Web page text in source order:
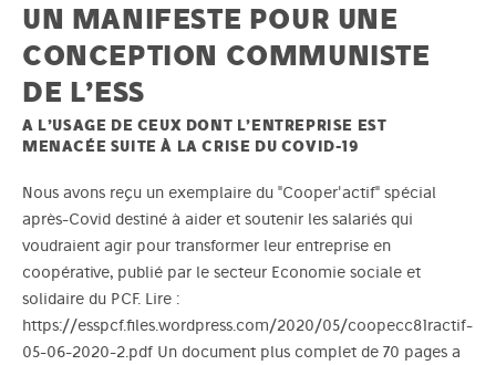
UN MANIFESTE POUR UNE
CONCEPTION COMMUNISTE
DE L’ESS
A L’USAGE DE CEUX DONT L’ENTREPRISE EST
MENACÉE SUITE À LA CRISE DU COVID-19
Nous avons reçu un exemplaire du "Cooper'actif" spécial
après-Covid destiné à aider et soutenir les salariés qui
voudraient agir pour transformer leur entreprise en
coopérative, publié par le secteur Economie sociale et
solidaire du PCF. Lire :
https://esspcf.files.wordpress.com/2020/05/coopecc81ractif-
05-06-2020-2.pdf Un document plus complet de 70 pages a